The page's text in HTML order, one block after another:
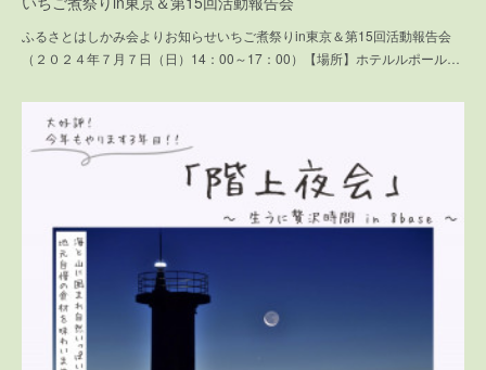
ふるさとはしかみ会よりお知らせいちご煮祭りin東京＆第15回活動報告会
（２０２４年７月７日（日）14：00～17：00）【場所】ホテルルポール…